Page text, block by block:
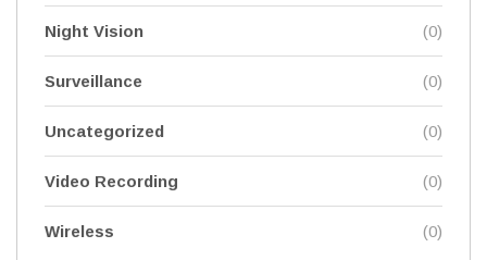
Night Vision (0)
Surveillance (0)
Uncategorized (0)
Video Recording (0)
Wireless (0)